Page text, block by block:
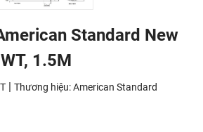
Standard New
1.5M
| Thương hiệu:American Standard